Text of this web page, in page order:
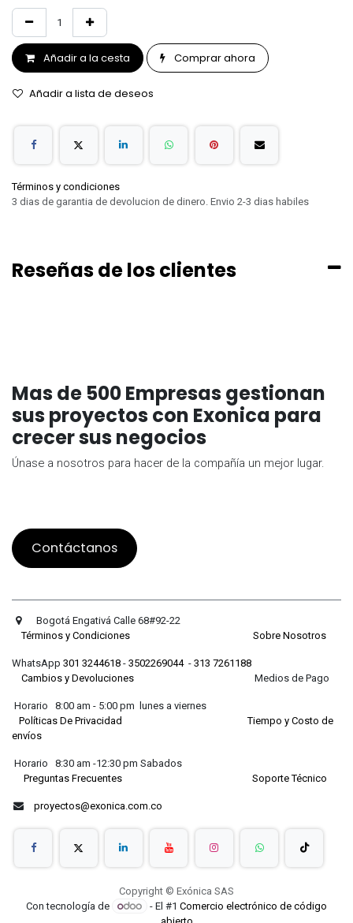
Añadir a la cesta Comprar ahora
Añadir a lista de deseos
Términos y condiciones
3 dias de garantia de devolucion de dinero. Envio 2-3 dias habiles
Reseñas de los clientes
Mas de 500 Empresas gestionan
sus proyectos con Exonica para
crecer sus negocios
Únase a nosotros para hacer de la compañía un mejor lugar.
Contáctanos
Bogotá Engativá Calle 68#92-22
Términos y Condiciones
Sobre Nosotros
WhatsApp 301 3244618 - 3502269044- 313 7261188
Cambios y Devoluciones Medios de Pago
Horario 8:00 am - 5:00 pm lunes a viernes
Políticas De Privacidad
Tiempo y Costo de
envíos
Horario 8:30 am -12:30 pm Sabados
Preguntas Frecuentes
Soporte Técnico
proyectos@exonica.com.co
Copyright © Exónica SAS
Con tecnología de
- El #1 Comercio electrónico de código